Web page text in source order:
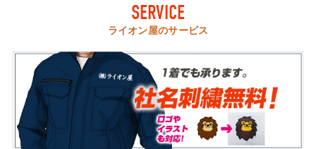
SERVICE
ライオン屋のサービス